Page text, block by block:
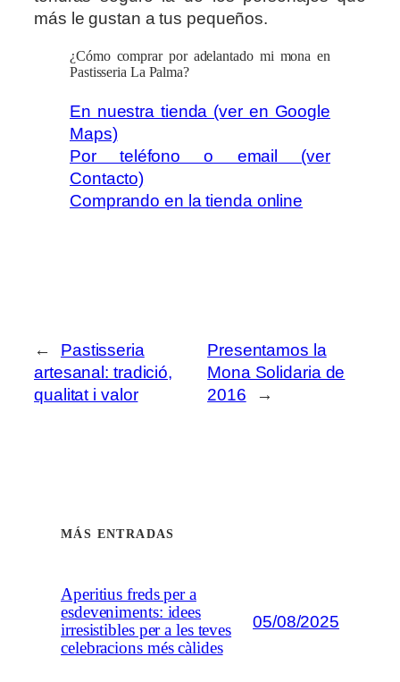
más le gustan a tus pequeños.
¿Cómo comprar por adelantado mi mona en
Pastisseria La Palma?
En nuestra tienda (ver en Google
Maps)
Por teléfono o email (ver
Contacto)
Comprando en la tienda online
←
Pastisseria
artesanal: tradició,
qualitat i valor
Presentamos la
Mona Solidaria de
2016
→
MÁS ENTRADAS
Aperitius freds per a
esdeveniments: idees
irresistibles per a les teves
celebracions més càlides
05/08/2025